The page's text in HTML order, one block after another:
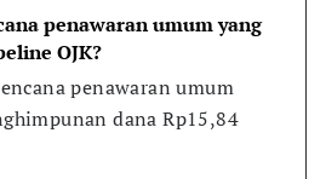
penawaran umum yang
OJK?
penawaran umum
dana Rp15,84